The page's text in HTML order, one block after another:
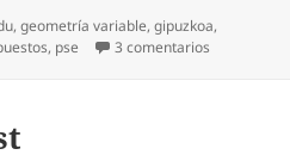
,geometría variable,gipuzkoa,
, pse 3 comentarios